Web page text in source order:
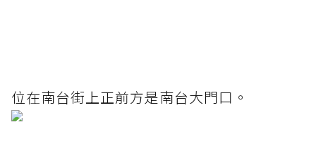
位在南台街上正前方是南台大門口。